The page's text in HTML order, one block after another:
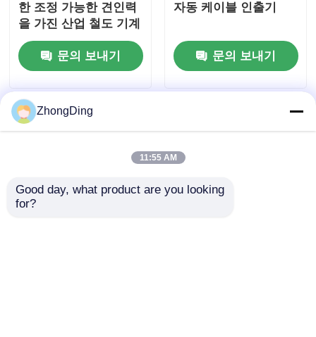
한 조정 가능한 견인력
을 가진 산업 철도 기계
문의 보내기
자동 케이블 인출기
문의 보내기
ZhongDing
11:55 AM
Good day, what product are you looking
for?